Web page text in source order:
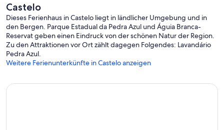
Castelo
Dieses Ferienhaus in Castelo liegt in ländlicher Umgebung und in
den Bergen. Parque Estadual da Pedra Azul und Águia Branca-
Reservat geben einen Eindruck von der schönen Natur der Region.
Zu den Attraktionen vor Ort zählt dagegen Folgendes: Lavandário
Pedra Azul.
Weitere Ferienunterkünfte in Castelo anzeigen